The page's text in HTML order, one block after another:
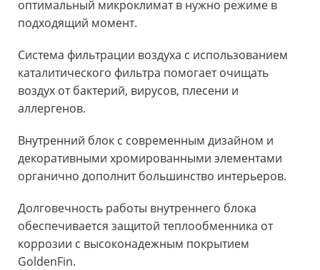
оптимальный микроклимат в нужно режиме в
подходящий момент.
Система фильтрации воздуха с использованием
каталитического фильтра помогает очищать
воздух от бактерий, вирусов, плесени и
аллергенов.
Внутренний блок с современным дизайном и
декоративными хромированными элементами
органично дополнит большинство интерьеров.
Долговечность работы внутреннего блока
обеспечивается защитой теплообменника от
коррозии с высоконадежным покрытием
GoldenFin.